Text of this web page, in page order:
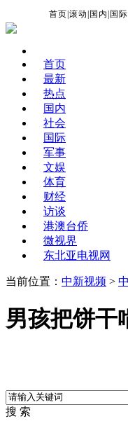
首页 |滚动 国内 国际
首页
最新
热点
国内
社会
国际
军事
文娱
体育
财经
访谈
港澳台侨
微视界
东北亚电视网
当前位置： 中新视频 >
男孩把饼干
搜 索